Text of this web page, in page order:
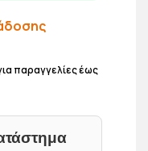
παραγγελίες έως